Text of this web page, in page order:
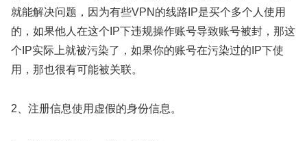
就能解决问题，因为有些VPN的线路IP是买个多个人使用
的，如果他人在这个IP下违规操作账号导致账号被封，那这
个IP实际上就被污染了，如果你的账号在污染过的IP下使
用，那也很有可能被关联。
2、注册信息使用虚假的身份信息。